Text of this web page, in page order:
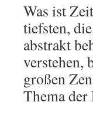
Was ist
tiefsten,
abstrakt
verstehen,
großen
Thema